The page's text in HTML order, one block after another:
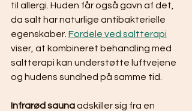
til allergi. Huden får også gavn af det,
da salt har naturlige antibakterielle
egenskaber. Fordele ved saltterapi
viser, at kombineret behandling med
saltterapi kan understøtte luftvejene
og hudens sundhed på samme tid.
Infrarød sauna adskiller sig fra en